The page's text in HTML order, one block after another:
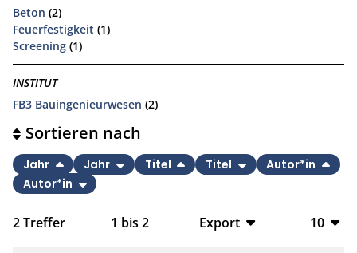
Beton (2)
Feuerfestigkeit (1)
Screening (1)
INSTITUT
FB3 Bauingenieurwesen (2)
2Treffer 1 bis 2
Export
10
Sortieren nach
Jahr Jahr Titel Titel
Autor*in
Autor*in